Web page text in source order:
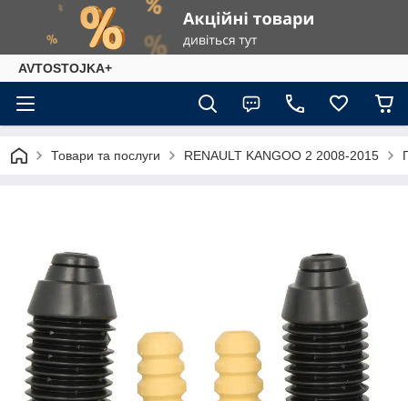
AVTOSTOJKA+
Товари та послуги RENAULT KANGOO 2 2008-2015